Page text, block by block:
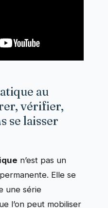
au
vérifier,
se laisser
n’est pas un
Elle se
une série
l’on peut mobiliser